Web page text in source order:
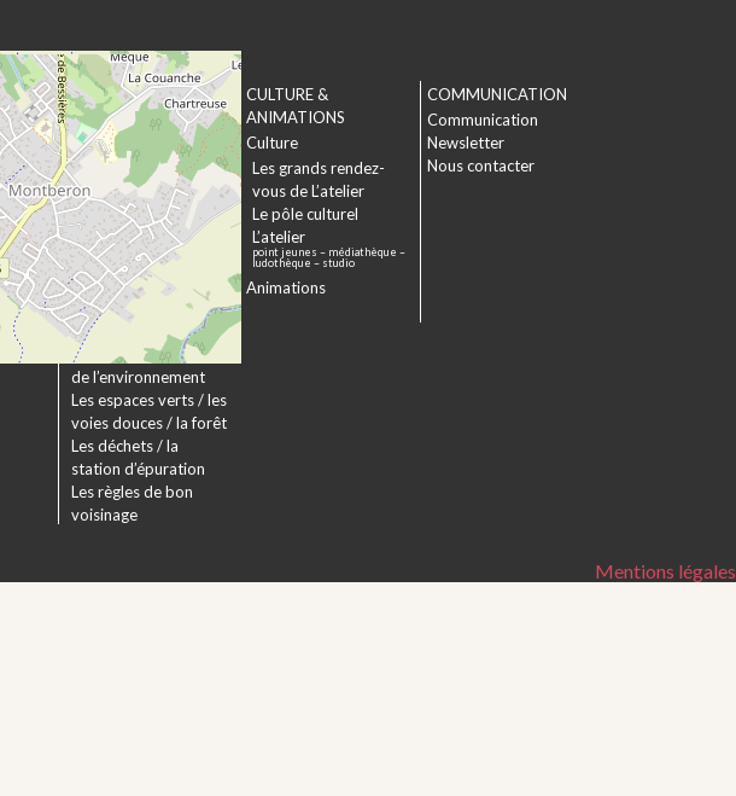
La
URBANISME &
ENVIRONNEMENT
Urbanisme
Le service urbanisme
Déposer un dossier
Le droit applicable à
Pechbonnieu
Déploiement de la
fibre optique
Environnement
La Charte
Les actions en faveur
de l’environnement
Les espaces verts / les
voies douces / la forêt
Les déchets / la
station d’épuration
Les règles de bon
voisinage
CULTURE &
ANIMATIONS
Culture
Les grands rendez-
vous de L’atelier
Le pôle culturel
L’atelier
point jeunes – médiathèque –
ludothèque – studio
Animations
COMMUNICATION
Communication
Newsletter
Nous contacter
Mentions légales